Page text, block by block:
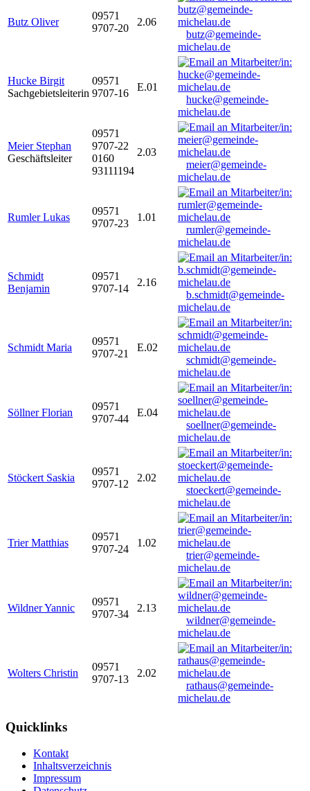
Butz Oliver
09571
9707-20
2.06
butz@gemeinde-
michelau.de
Hucke Birgit
Sachgebietsleiterin
09571
9707-16
E.01
hucke@gemeinde-
michelau.de
Meier Stephan
Geschäftsleiter
09571
9707-22
0160
93111194
2.03
meier@gemeinde-
michelau.de
Rumler Lukas
09571
9707-23
1.01
rumler@gemeinde-
michelau.de
Schmidt
Benjamin
09571
9707-14
2.16
b.schmidt@gemeinde-
michelau.de
Schmidt Maria
09571
9707-21
E.02
schmidt@gemeinde-
michelau.de
Söllner Florian
09571
9707-44
E.04
soellner@gemeinde-
michelau.de
Stöckert Saskia
09571
9707-12
2.02
stoeckert@gemeinde-
michelau.de
Trier Matthias
09571
9707-24
1.02
trier@gemeinde-
michelau.de
Wildner Yannic
09571
9707-34
2.13
wildner@gemeinde-
michelau.de
Wolters Christin
09571
9707-13
2.02
rathaus@gemeinde-
michelau.de
Quicklinks
Kontakt
Inhaltsverzeichnis
Impressum